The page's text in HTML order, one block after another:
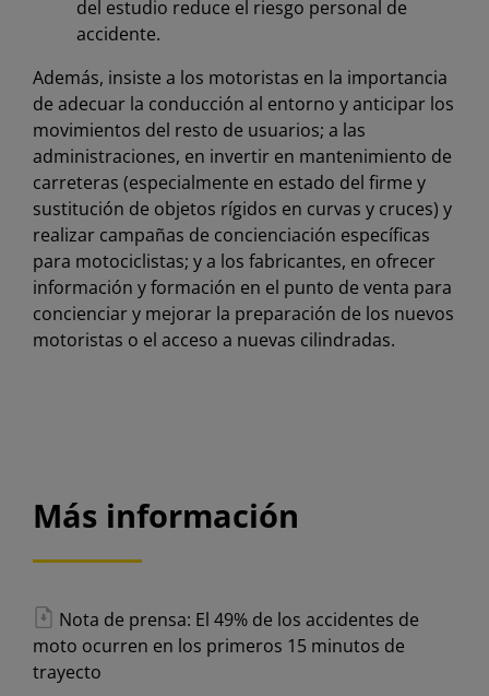
del estudio reduce el riesgo personal de
accidente.
Además, insiste a los motoristas en la importancia
de adecuar la conducción al entorno y anticipar los
movimientos del resto de usuarios; a las
administraciones, en invertir en mantenimiento de
carreteras (especialmente en estado del firme y
sustitución de objetos rígidos en curvas y cruces) y
realizar campañas de concienciación específicas
para motociclistas; y a los fabricantes, en ofrecer
información y formación en el punto de venta para
concienciar y mejorar la preparación de los nuevos
motoristas o el acceso a nuevas cilindradas.
Más información
Nota de prensa: El 49% de los accidentes de
moto ocurren en los primeros 15 minutos de
trayecto